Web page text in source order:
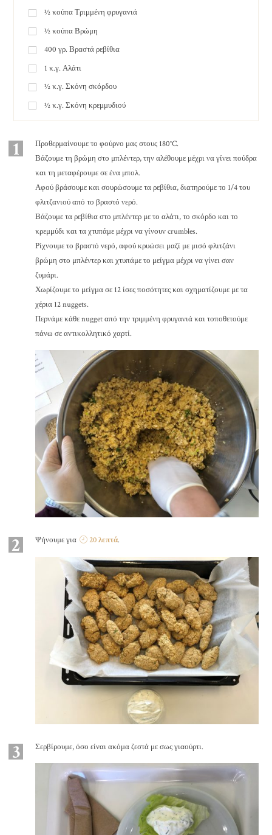
½ κούπα Τριμμένη φρυγανιά
½ κούπα Βρώμη
400 γρ. Βραστά ρεβίθια
1 κ.γ. Αλάτι
½ κ.γ. Σκόνη σκόρδου
½ κ.γ. Σκόνη κρεμμυδιού
1
Προθερμαίνουμε το φούρνο μας στους 180°C.
Βάζουμε τη βρώμη στο μπλέντερ, την αλέθουμε μέχρι να γίνει πούδρα
και τη μεταφέρουμε σε ένα μπολ.
Αφού βράσουμε και σουρώσουμε τα ρεβίθια, διατηρούμε το 1/4 του
φλιτζανιού από το βραστό νερό.
Βάζουμε τα ρεβίθια στο μπλέντερ με το αλάτι, το σκόρδο και το
κρεμμύδι και τα χτυπάμε μέχρι να γίνουν crumbles.
Ρίχνουμε το βραστό νερό, αφού κρυώσει μαζί με μισό φλιτζάνι
βρώμη στο μπλέντερ και χτυπάμε το μείγμα μέχρι να γίνει σαν
ζυμάρι.
Χωρίζουμε το μείγμα σε 12 ίσες ποσότητες και σχηματίζουμε με τα
χέρια 12 nuggets.
Περνάμε κάθε nugget από την τριμμένη φρυγανιά και τοποθετούμε
πάνω σε αντικολλητικό χαρτί.
2 Ψήνουμε για 20 λεπτά.
3 Σερβίρουμε, όσο είναι ακόμα ζεστά με σως γιαούρτι.